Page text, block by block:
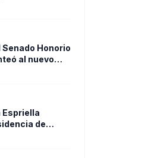
Honorio
al nuevo
centrada
Espriella
de
Manuel